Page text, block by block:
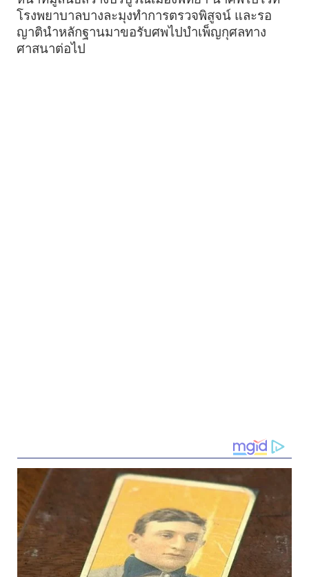
โรงพยาบาลบางละมุงทำการตรวจพิสูจน์ และรอ
ญาตินำหลักฐานมาขอรับศพไปบำเพ็ญกุศลทาง
ศาสนาต่อไป